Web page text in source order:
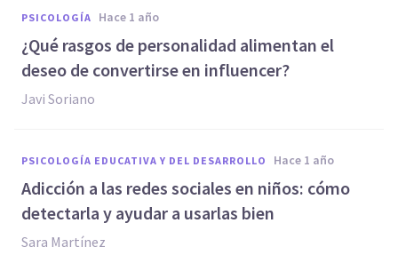
PSICOLOGÍA hace 1 año
¿Qué rasgos de personalidad alimentan el
deseo de convertirse en influencer?
Javi Soriano
PSICOLOGÍA EDUCATIVA Y DEL DESARROLLO hace 1 año
Adicción a las redes sociales en niños: cómo
detectarla y ayudar a usarlas bien
Sara Martínez